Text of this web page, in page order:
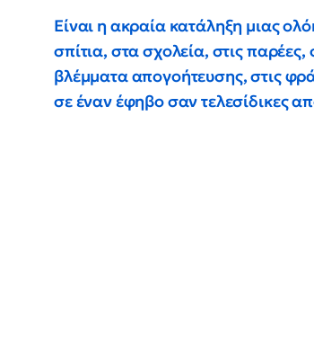
Είναι η ακραία κατάληξη μιας
σπίτια, στα σχολεία, στις
βλέμματα απογοήτευσης, στις
σε έναν έφηβο σαν τελεσίδικες